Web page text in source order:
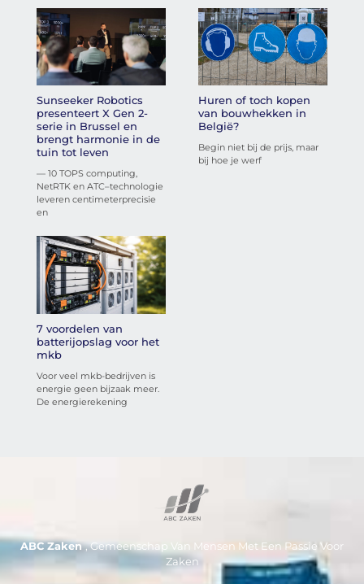
Sunseeker Robotics
presenteert X Gen 2-
serie in Brussel en
brengt harmonie in de
tuin tot leven
— 10 TOPS computing,
NetRTK en ATC–technologie
leveren centimeterprecisie
en
Huren of toch kopen
van bouwhekken in
België?
Begin niet bij de prijs, maar
bij hoe je werf
7 voordelen van
batterijopslag voor het
mkb
Voor veel mkb-bedrijven is
energie geen bijzaak meer.
De energierekening
ABC Zaken, Gemeenschap Van Mensen Met Een Passie Voor
Zaken